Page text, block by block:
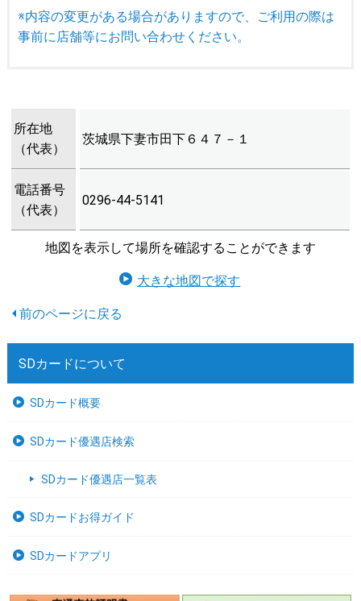
※内容の変更がある場合がありますので、ご利用の際は
事前に店舗等にお問い合わせください。
所在地
（代表）
茨城県下妻市田下６４７－１
電話番号
（代表）
0296-44-5141
地図を表示して場所を確認することができます
大きな地図で探す
SDカードについて
SDカード概要
SDカード優遇店検索
SDカード優遇店一覧表
SDカードお得ガイド
SDカードアプリ